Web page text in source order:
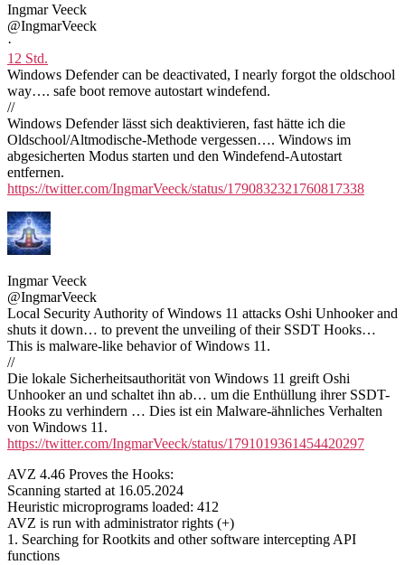
Ingmar Veeck
@IngmarVeeck
·
12 Std.
Windows Defender can be deactivated, I nearly forgot the oldschool
way…. safe boot remove autostart windefend.
//
Windows Defender lässt sich deaktivieren, fast hätte ich die
Oldschool/Altmodische-Methode vergessen…. Windows im
abgesicherten Modus starten und den Windefend-Autostart
entfernen.
https://twitter.com/IngmarVeeck/status/1790832321760817338
Ingmar Veeck
@IngmarVeeck
Local Security Authority of Windows 11 attacks Oshi Unhooker and
shuts it down… to prevent the unveiling of their SSDT Hooks…
This is malware-like behavior of Windows 11.
//
Die lokale Sicherheitsauthorität von Windows 11 greift Oshi
Unhooker an und schaltet ihn ab… um die Enthüllung ihrer SSDT-
Hooks zu verhindern … Dies ist ein Malware-ähnliches Verhalten
von Windows 11.
https://twitter.com/IngmarVeeck/status/1791019361454420297
AVZ 4.46 Proves the Hooks:
Scanning started at 16.05.2024
Heuristic microprograms loaded: 412
AVZ is run with administrator rights (+)
1. Searching for Rootkits and other software intercepting API
functions